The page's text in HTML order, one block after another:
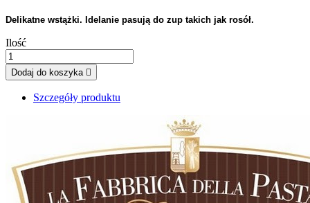
Delikatne wstążki. Idelanie pasują do zup takich jak rosół.
Ilość
Dodaj do koszyka 
Szczegóły produktu